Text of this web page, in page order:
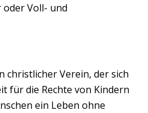
oder Voll- und
christlicher Verein, der sich
für die Rechte von Kindern
ein Leben ohne